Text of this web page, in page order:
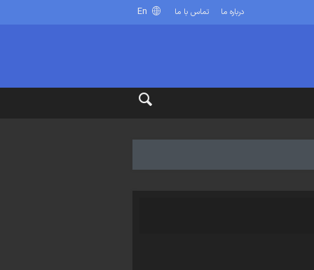
درباره ما تماس با ما